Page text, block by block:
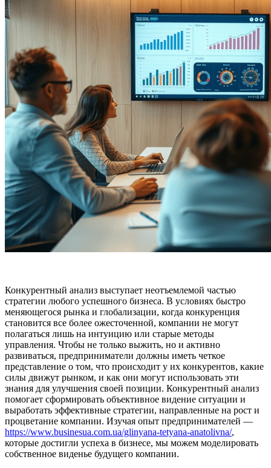
Конкурентный анализ выступает неотъемлемой частью
стратегии любого успешного бизнеса. В условиях быстро
меняющегося рынка и глобализации, когда конкуренция
становится все более ожесточенной, компании не могут
полагаться лишь на интуицию или старые методы
управления. Чтобы не только выжить, но и активно
развиваться, предприниматели должны иметь четкое
представление о том, что происходит у их конкурентов, какие
силы движут рынком, и как они могут использовать эти
знания для улучшения своей позиции. Конкурентный анализ
помогает сформировать объективное видение ситуации и
выработать эффективные стратегии, направленные на рост и
процветание компании. Изучая опыт предпринимателей —
https://www.businesua.com.ua/glinyana-tetyana-anatolivna/,
которые достигли успеха в бизнесе, мы можем моделировать
собственное виденье будущего компании.